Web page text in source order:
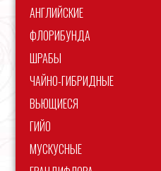
АНГЛИЙСКИЕ
ФЛОРИБУНДА
ШРАБЫ
ЧАЙНО-ГИБРИДНЫЕ
ВЬЮЩИЕСЯ
ГИЙО
МУСКУСНЫЕ